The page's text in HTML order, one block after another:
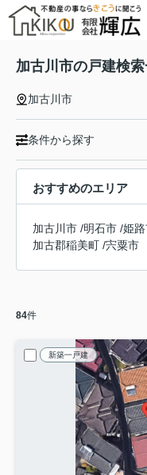
加古川市の戸建検
加古川市
条件から探す
おすすめのエリア
加古川市 /明石市 /姫
加古郡稲美町 /宍粟市
84件
新築一戸建